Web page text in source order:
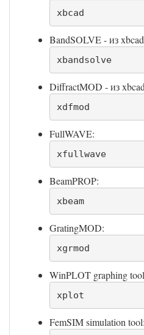
xbcad
BandSOLVE - из
xbandsolve
DiffractMOD - из
xdfmod
FullWAVE:
xfullwave
BeamPROP:
xbeam
GratingMOD:
xgrmod
WinPLOT graphing
xplot
FemSIM simulation tool: